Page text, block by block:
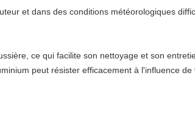
et dans des conditions météorologiques
ce qui facilite son nettoyage et son
peut résister efficacement à l'influence de